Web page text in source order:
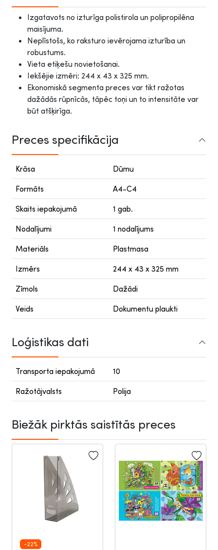
Izgatavots no izturīga polistirola un polipropilēna
maisījuma.
Neplīstošs, ko raksturo ievērojama izturība un
robustums.
Vieta etiķešu novietošanai.
Iekšējie izmēri: 244 x 43 x 325 mm.
Ekonomiskā segmenta preces var tikt ražotas
dažādās rūpnīcās, tāpēc toņi un to intensitāte var
būt atšķirīga.
Preces specifikācija
Krāsa Dūmu
Formāts A4-C4
Skaits iepakojumā 1 gab.
Nodalījumi 1 nodalījums
Materiāls Plastmasa
Izmērs 244 x 43 x 325 mm
Zīmols Dažādi
Veids Dokumentu plaukti
Loģistikas dati
Transporta iepakojumā 10
Ražotājvalsts Polija
Biežāk pirktās saistītās preces
-22%